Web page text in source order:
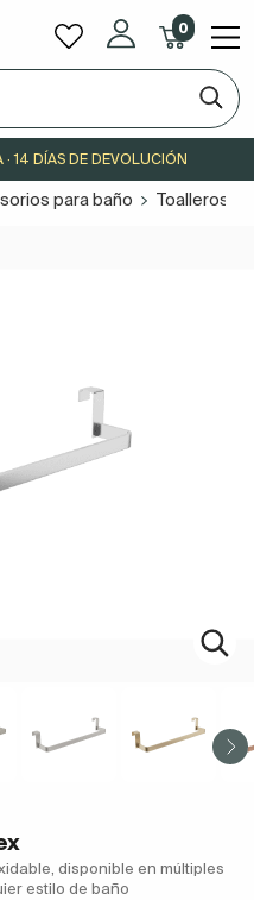
0
14 DÍAS DE DEVOLUCIÓN
para baño Toalleros
disponible en múltiples
estilo de baño